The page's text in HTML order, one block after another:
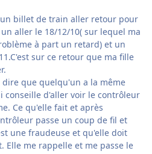
un billet de train aller retour pour
aller le 18/12/10( sur lequel ma
à part un retard) et un
sur ce retour que ma fille
que quelqu'un a la même
conseille d'aller voir le contrôleur
Ce qu'elle fait et après
passe un coup de fil et
une fraudeuse et qu'elle doit
Elle me rappelle et me passe le